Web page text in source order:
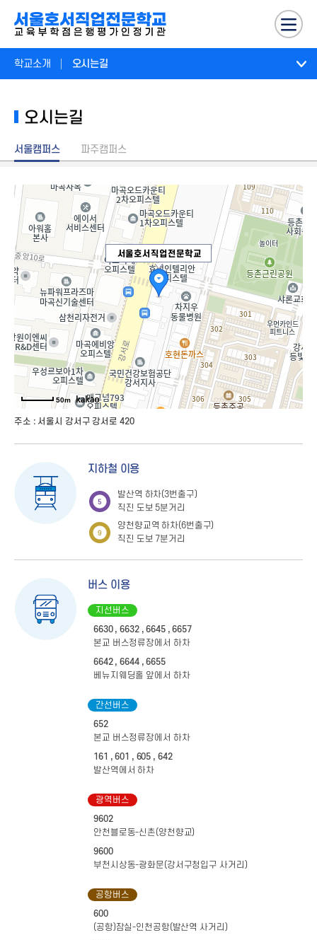
학교소개 오시는길
오시는길
서울캠퍼스 파주캠퍼스
서울호서직업전문학교
50m
주소 : 서울시 강서구 강서로 420
지하철 이용
발산역 하차(3번출구)
직진 도보 5분거리
양천향교역 하차(6번출구)
직진 도보 7분거리
버스 이용
지선버스
6630 , 6632 , 6645 , 6657
본교 버스정류장에서 하차
6642 , 6644 , 6655
베뉴지웨딩홀 앞에서 하차
간선버스
652
본교 버스정류장에서 하차
161 , 601 , 605 , 642
발산역에서 하차
광역버스
9602
안천블로동-신촌(양천향교)
9600
부천시상동-광화문(강서구청입구 사거리)
공항버스
600
(공항)잠실-인천공항(발산역 사거리)